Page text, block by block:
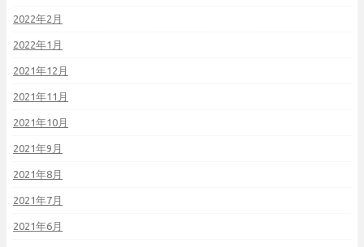
2022年2月
2022年1月
2021年12月
2021年11月
2021年10月
2021年9月
2021年8月
2021年7月
2021年6月